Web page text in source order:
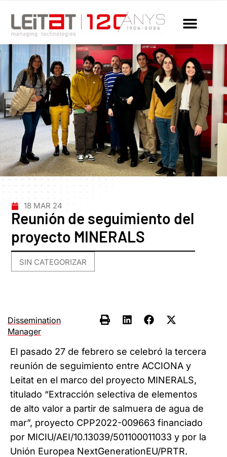
18 MAR 24
Reunión de seguimiento del
proyecto MINERALS
SIN CATEGORIZAR
Dissemination
Manager
El pasado 27 de febrero se celebró la tercera
reunión de seguimiento entre ACCIONA y
Leitat en el marco del proyecto MINERALS,
titulado “Extracción selectiva de elementos
de alto valor a partir de salmuera de agua de
mar”, proyecto CPP2022-009663 financiado
por MICIU/AEI/10.13039/501100011033 y por la
Unión Europea NextGenerationEU/PRTR.